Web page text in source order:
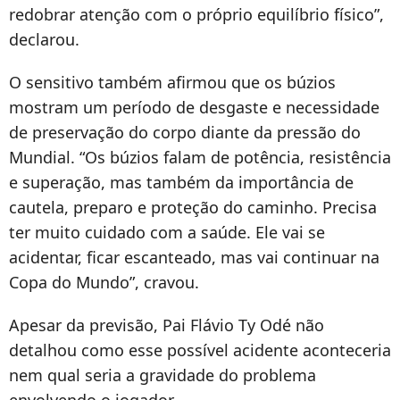
redobrar atenção com o próprio equilíbrio físico”,
declarou.
O sensitivo também afirmou que os búzios
mostram um período de desgaste e necessidade
de preservação do corpo diante da pressão do
Mundial. “Os búzios falam de potência, resistência
e superação, mas também da importância de
cautela, preparo e proteção do caminho. Precisa
ter muito cuidado com a saúde. Ele vai se
acidentar, ficar escanteado, mas vai continuar na
Copa do Mundo”, cravou.
Apesar da previsão, Pai Flávio Ty Odé não
detalhou como esse possível acidente aconteceria
nem qual seria a gravidade do problema